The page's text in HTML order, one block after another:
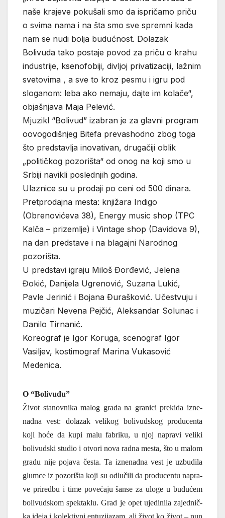
naše krajeve pokušali smo da ispričamo priču
o svima nama i na šta smo sve spremni kada
nam se nudi bolja budućnost. Dolazak
Bolivuda tako postaje povod za priču o krahu
industrije, ksenofobiji, divljoj privatizaciji, lažnim
svetovima , a sve to kroz pesmu i igru pod
sloganom: leba ako nemaju, dajte im kolače“,
objašnjava Maja Pelević.
Mjuzikl “Bolivud” izabran je za glavni program
oovogodišnjeg Bitefa prevashodno zbog toga
što predstavlja inovativan, drugačiji oblik
„političkog pozorišta“ od onog na koji smo u
Srbiji navikli poslednjih godina.
Ulaznice su u prodaji po ceni od 500 dinara.
Pretprodajna mesta: knjižara Indigo
(Obrenovićeva 38), Energy music shop (TPC
Kalča – prizemlje) i Vintage shop (Davidova 9),
na dan predstave i na blagajni Narodnog
pozorišta.
U predstavi igraju Miloš Đorđević, Jelena
Đokić, Danijela Ugrenović, Suzana Lukić,
Pavle Jerinić i Bojana Đurašković. Učestvuju i
muzičari Nevena Pejčić, Aleksandar Solunac i
Danilo Tirnanić.
Koreograf je Igor Koruga, scenograf Igor
Vasiljev, kostimograf Marina Vukasović
Medenica.
O “Bolivudu”
Život sta­nov­ni­ka malog gra­da na gra­ni­ci pre­ki­da izne­
nad­na vest: dola­zak veli­kog boli­vud­skog pro­du­cen­ta
koji hoće da kupi malu fabri­ku, u njoj napra­vi veli­ki
boli­vud­ski stu­dio i otvo­ri nova rad­na mesta, što u malom
gra­du nije poja­va česta. Ta izne­nad­na vest je uzbu­di­la
glum­ce iz pozo­ri­šta koji su odlu­či­li da pro­du­cen­tu napra­
ve pri­red­bu i time pove­ća­ju šan­se za ulo­ge u budu­ćem
boli­vud­skom spek­ta­klu. Grad je opet uje­di­ni­la zajed­nič­
ka ide­ja i kolek­tiv­ni entu­zi­ja­zam, ali život ko život – pun